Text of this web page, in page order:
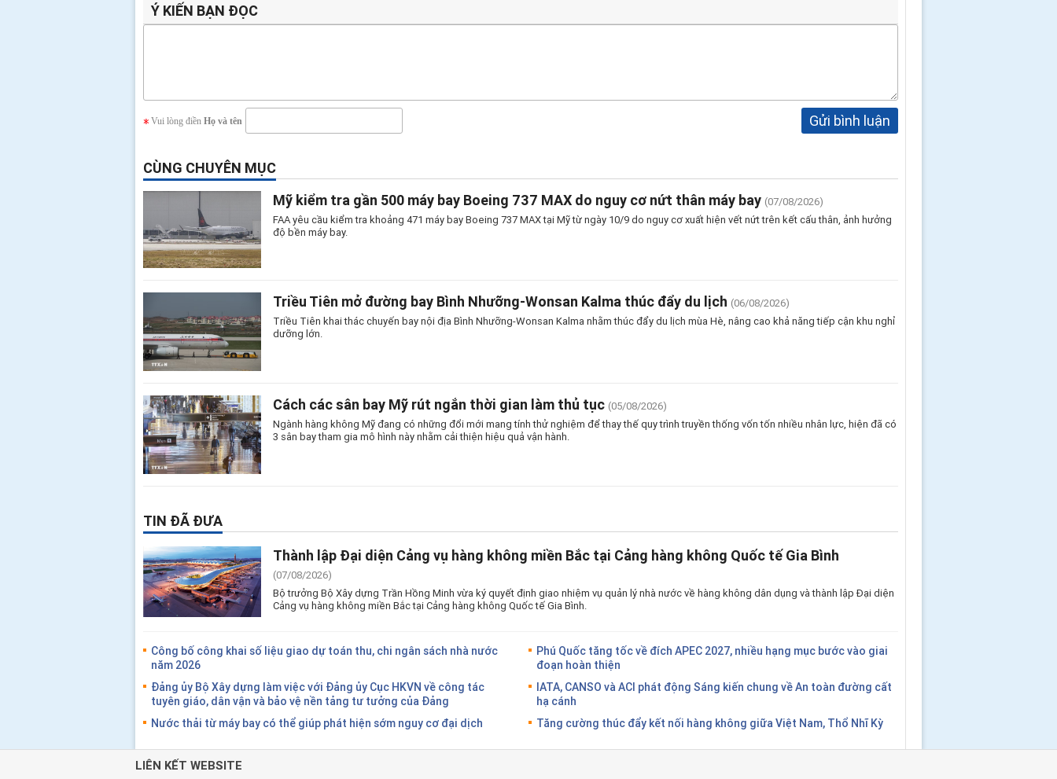
Ý KIẾN BẠN ĐỌC
Vui lòng điền Họ và tên Gửi bình luận
CÙNG CHUYÊN MỤC
Mỹ kiểm tra gần 500 máy bay Boeing 737 MAX do nguy cơ nứt thân máy bay (07/08/2026)
FAA yêu cầu kiểm tra khoảng 471 máy bay Boeing 737 MAX tại Mỹ từ ngày 10/9 do nguy cơ xuất hiện vết nứt trên kết cấu thân, ảnh hưởng
độ bền máy bay.
Triều Tiên mở đường bay Bình Nhưỡng-Wonsan Kalma thúc đẩy du lịch (06/08/2026)
Triều Tiên khai thác chuyến bay nội địa Bình Nhưỡng-Wonsan Kalma nhằm thúc đẩy du lịch mùa Hè, nâng cao khả năng tiếp cận khu nghỉ
dưỡng lớn.
Cách các sân bay Mỹ rút ngắn thời gian làm thủ tục (05/08/2026)
Ngành hàng không Mỹ đang có những đổi mới mang tính thử nghiệm để thay thế quy trình truyền thống vốn tốn nhiều nhân lực, hiện đã có
3 sân bay tham gia mô hình này nhằm cải thiện hiệu quả vận hành.
TIN ĐÃ ĐƯA
Thành lập Đại diện Cảng vụ hàng không miền Bắc tại Cảng hàng không Quốc tế Gia Bình
(07/08/2026)
Bộ trưởng Bộ Xây dựng Trần Hồng Minh vừa ký quyết định giao nhiệm vụ quản lý nhà nước về hàng không dân dụng và thành lập Đại diện
Cảng vụ hàng không miền Bắc tại Cảng hàng không Quốc tế Gia Bình.
Công bố công khai số liệu giao dự toán thu, chi ngân sách nhà nước
năm 2026
Đảng ủy Bộ Xây dựng làm việc với Đảng ủy Cục HKVN về công tác
tuyên giáo, dân vận và bảo vệ nền tảng tư tưởng của Đảng
Nước thải từ máy bay có thể giúp phát hiện sớm nguy cơ đại dịch
Phú Quốc tăng tốc về đích APEC 2027, nhiều hạng mục bước vào giai
đoạn hoàn thiện
IATA, CANSO và ACI phát động Sáng kiến chung về An toàn đường cất
hạ cánh
Tăng cường thúc đẩy kết nối hàng không giữa Việt Nam, Thổ Nhĩ Kỳ
LIÊN KẾT WEBSITE